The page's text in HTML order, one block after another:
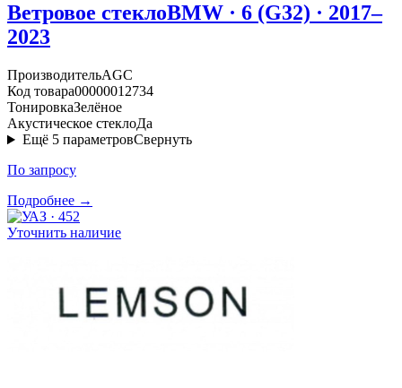
Ветровое стеклоBMW · 6 (G32) · 2017–
2023
ПроизводительAGC
Код товара00000012734
ТонировкаЗелёное
Акустическое стеклоДа
Ещё 5 параметровСвернуть
По запросу
Подробнее →
Уточнить наличие